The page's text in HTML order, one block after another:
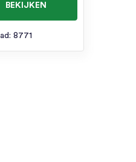
BEKIJKEN
8771